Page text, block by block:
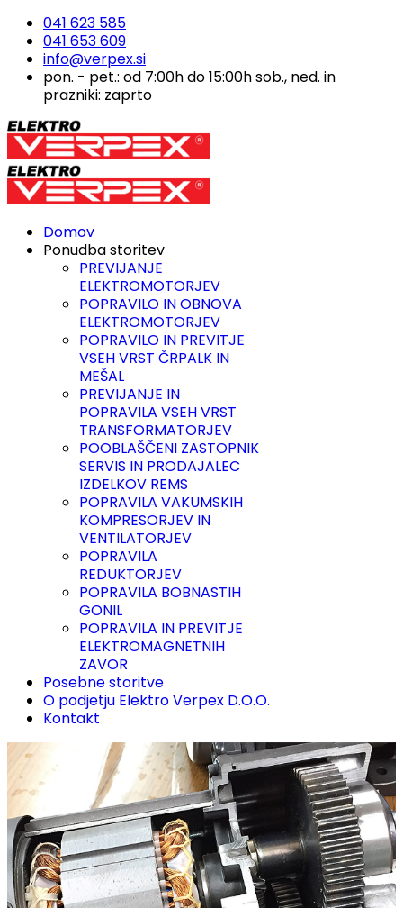
041 623 585
041 653 609
info@verpex.si
pon. - pet.: od 7:00h do 15:00h sob., ned. in
prazniki: zaprto
Domov
Ponudba storitev
PREVIJANJE
ELEKTROMOTORJEV
POPRAVILO IN OBNOVA
ELEKTROMOTORJEV
POPRAVILO IN PREVITJE
VSEH VRST ČRPALK IN
MEŠAL
PREVIJANJE IN
POPRAVILA VSEH VRST
TRANSFORMATORJEV
POOBLAŠČENI ZASTOPNIK
SERVIS IN PRODAJALEC
IZDELKOV REMS
POPRAVILA VAKUMSKIH
KOMPRESORJEV IN
VENTILATORJEV
POPRAVILA
REDUKTORJEV
POPRAVILA BOBNASTIH
GONIL
POPRAVILA IN PREVITJE
ELEKTROMAGNETNIH
ZAVOR
Posebne storitve
O podjetju Elektro Verpex D.O.O.
Kontakt